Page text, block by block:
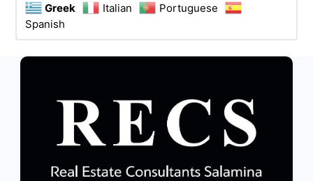
Greek
Italian
Portuguese
Spanish